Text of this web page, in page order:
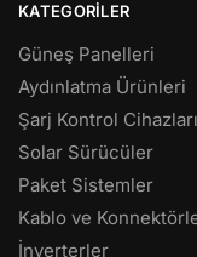
KATEGORILER
Güneş Panelleri
Aydınlatma Ürünleri
Şarj Kontrol Cihazları
Solar Sürücüler
Paket Sistemler
Kablo ve
İnverterler